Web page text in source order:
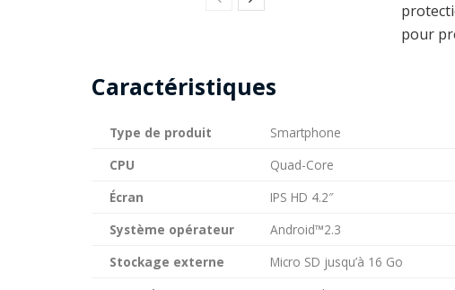
pour
Caractéristiques
Type de produit
Smartphone
CPU
Quad-Core
Écran
IPS HD 4.2″
Système opérateur
Android™2.3
Stockage externe
Micro SD jusqu’à 16 Go